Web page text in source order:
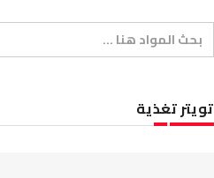
تويتر تغذية